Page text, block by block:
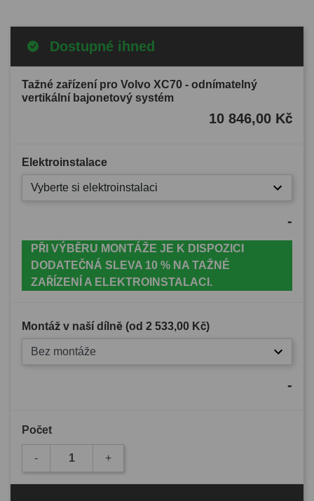
Dostupné ihned
Tažné zařízení pro Volvo XC70 - odnímatelný
vertikální bajonetový systém
10 846,00 Kč
Elektroinstalace
Vyberte si elektroinstalaci
-
PŘI VÝBĚRU MONTÁŽE JE K DISPOZICI
DODATEČNÁ SLEVA 10 % NA TAŽNÉ
ZAŘÍZENÍ A ELEKTROINSTALACI.
Montáž v naší dílně (od 2 533,00 Kč)
Bez montáže
-
Počet
- +